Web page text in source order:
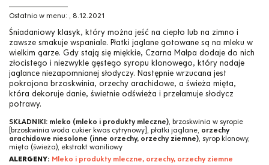
Ostatnio w menu: , 8.12.2021
Śniadaniowy klasyk, który można jeść na ciepło lub na zimno i
zawsze smakuje wspaniale. Płatki jaglane gotowane są na mleku w
wielkim garze. Gdy stają się miękkie, Czarna Małpa dodaje do nich
złocistego i niezwykle gęstego syropu klonowego, który nadaje
jaglance niezapomnianej słodyczy. Następnie wrzucana jest
pokrojona brzoskwinia, orzechy arachidowe, a świeża mięta,
która dekoruje danie, świetnie odświeża i przełamuje słodycz
potrawy.
SKŁADNIKI: mleko (mleko i produkty mleczne), brzoskwinia w syropie
[brzoskwinia woda cukier kwas cytrynowy], płatki jaglane, orzechy
arachidowe niesolone (inne orzechy, orzechy ziemne), syrop klonowy,
mięta (świeża), ekstrakt waniliowy
ALERGENY: Mleko i produkty mleczne, orzechy, orzechy ziemne